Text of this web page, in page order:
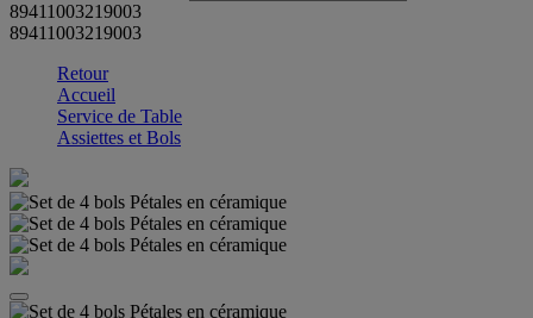
89411003219003
89411003219003
Retour
Accueil
Service de Table
Assiettes et Bols